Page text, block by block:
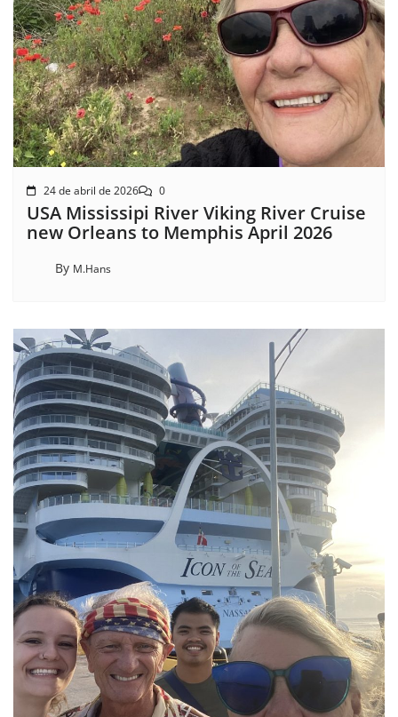
24 de abril de 2026 0
USA Mississipi River Viking River Cruise
new Orleans to Memphis April 2026
By M.Hans